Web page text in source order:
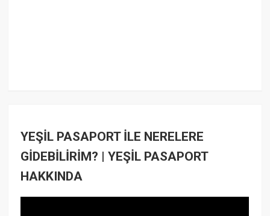
YEŞİL PASAPORT İLE NERELERE
GİDEBİLİRİM? | YEŞİL PASAPORT
HAKKINDA